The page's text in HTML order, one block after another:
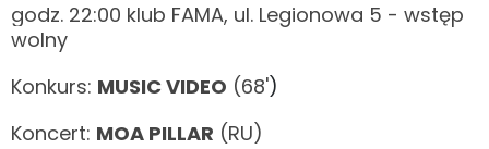
godz. 22:00 klub FAMA, ul. Legionowa 5 - wstęp
wolny
Konkurs: MUSIC VIDEO (68')
Koncert: MOA PILLAR (RU)